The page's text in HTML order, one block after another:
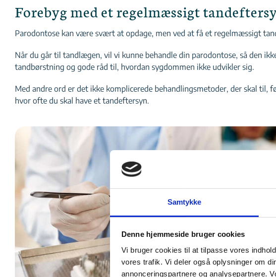
Samtykke
Denne hjemmeside bruger cookies
Vi bruger cookies til at tilpasse vores
vores trafik. Vi deler også oplysninger om
annonceringspartnere og analysepartnere.
Forebyg med et regelmæssigt
Parodontose kan være svært at opdage, men ved at få et regelmæssigt
Når du går til tandlægen, vil vi kunne behandle din parodontose, så den
tandbørstning og gode råd til, hvordan sygdommen ikke udvikler sig.
Med andre ord er det ikke komplicerede behandlingsmetoder, der skal
hvor ofte du skal have et tandeftersyn.